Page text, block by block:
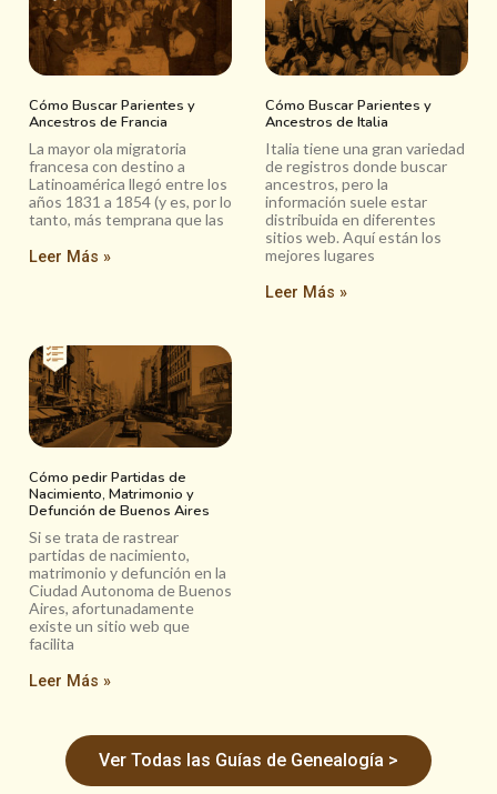
Cómo Buscar Parientes y
Ancestros de Francia
La mayor ola migratoria
francesa con destino a
Latinoamérica llegó entre los
años 1831 a 1854 (y es, por lo
tanto, más temprana que las
Leer Más »
Cómo Buscar Parientes y
Ancestros de Italia
Italia tiene una gran variedad
de registros donde buscar
ancestros, pero la
información suele estar
distribuida en diferentes
sitios web. Aquí están los
mejores lugares
Leer Más »
Cómo pedir Partidas de
Nacimiento, Matrimonio y
Defunción de Buenos Aires
Si se trata de rastrear
partidas de nacimiento,
matrimonio y defunción en la
Ciudad Autonoma de Buenos
Aires, afortunadamente
existe un sitio web que
facilita
Leer Más »
Ver Todas las Guías de Genealogía >